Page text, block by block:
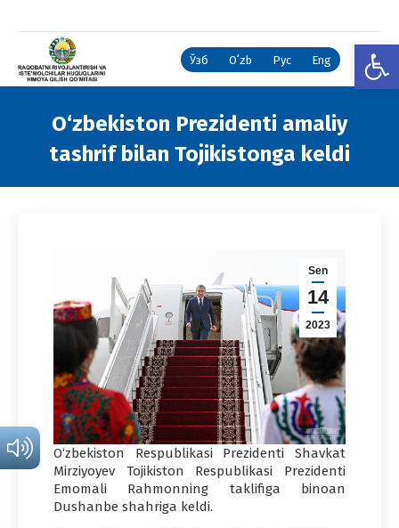
Ўзб Oʻzb Рус Eng
O‘zbekiston Prezidenti amaliy
tashrif bilan Tojikistonga keldi
Sen
14
2023
O‘zbekiston Respublikasi Prezidenti Shavkat
Mirziyoyev Tojikiston Respublikasi Prezidenti
Emomali Rahmonning taklifiga binoan
Dushanbe shahriga keldi.